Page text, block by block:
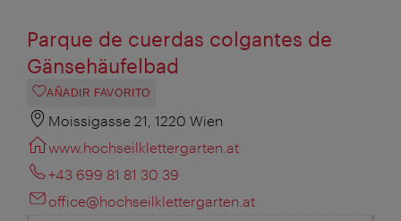
Parque de cuerdas colgantes de
Gänsehäufelbad
AÑADIR FAVORITO
Moissigasse 21, 1220 Wien
www.hochseilklettergarten.at
+43 699 81 81 30 39
office@hochseilklettergarten.at